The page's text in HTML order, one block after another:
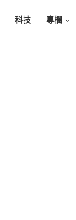
科技 專欄